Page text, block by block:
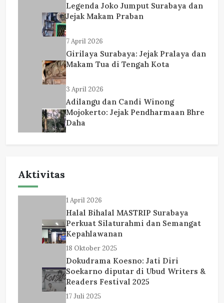
Legenda Joko Jumput Surabaya dan
Jejak Makam Praban
7 April 2026
Girilaya Surabaya: Jejak Pralaya dan
Makam Tua di Tengah Kota
3 April 2026
Adilangu dan Candi Winong
Mojokerto: Jejak Pendharmaan Bhre
Daha
Aktivitas
1 April 2026
Halal Bihalal MASTRIP Surabaya
Perkuat Silaturahmi dan Semangat
Kepahlawanan
18 Oktober 2025
Dokudrama Koesno: Jati Diri
Soekarno diputar di Ubud Writers &
Readers Festival 2025
17 Juli 2025